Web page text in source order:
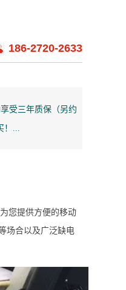
186-2720-2633
受三年质保（另约
！...
您提供方便的移动
场合以及广泛缺电